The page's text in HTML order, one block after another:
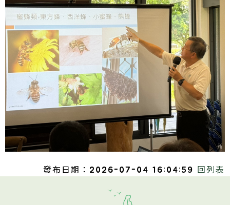
發布日期：2026-07-04 16:04:59 回列表